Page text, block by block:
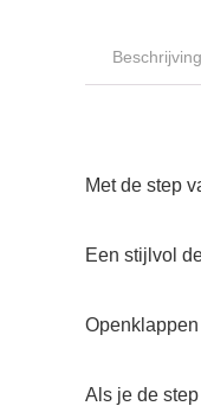
Beschrijving
Met de step
Een stijlvol
Als je de